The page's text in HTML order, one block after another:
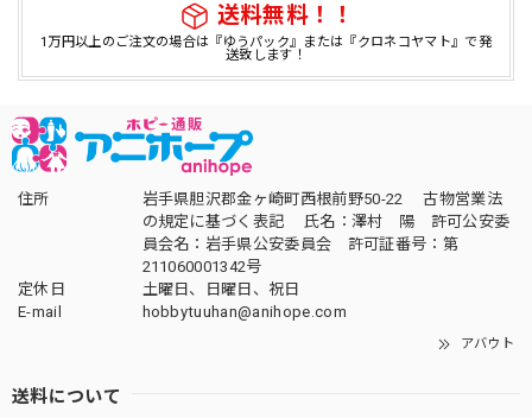
送料無料！！
1万円以上のご注文の場合は『ゆうパック』または『クロネコヤマト』で発
送致します！
住所
岩手県胆沢郡金ヶ崎町西根前野50-22 古物営業法
の規定に基づく表記 氏名：澤村 陽 許可公安委
員会名：岩手県公安委員会 許可証番号：第
211060001342号
定休日
土曜日、日曜日、祝日
E-mail
hobbytuuhan@anihope.com
アバウト
送料について